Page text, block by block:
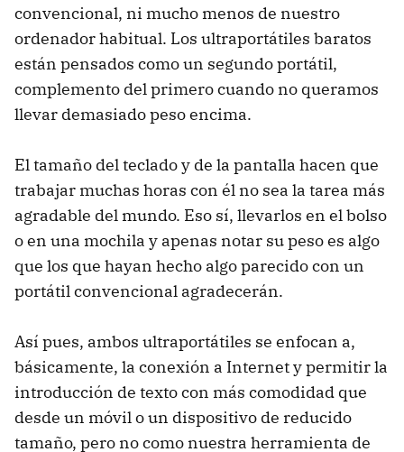
convencional, ni mucho menos de nuestro
ordenador habitual. Los ultraportátiles baratos
están pensados como un segundo portátil,
complemento del primero cuando no queramos
llevar demasiado peso encima.
El tamaño del teclado y de la pantalla hacen que
trabajar muchas horas con él no sea la tarea más
agradable del mundo. Eso sí, llevarlos en el bolso
o en una mochila y apenas notar su peso es algo
que los que hayan hecho algo parecido con un
portátil convencional agradecerán.
Así pues, ambos ultraportátiles se enfocan a,
básicamente, la conexión a Internet y permitir la
introducción de texto con más comodidad que
desde un móvil o un dispositivo de reducido
tamaño, pero no como nuestra herramienta de